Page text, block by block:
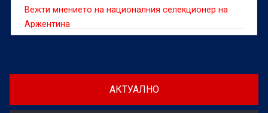
Вежти мнението на националния селекционер на
Аржентина
АКТУАЛНО